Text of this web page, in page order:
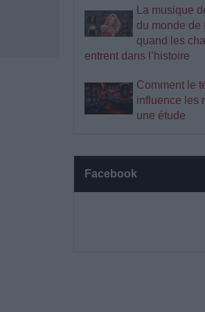
La musique
du monde de
quand les
entrent dans l’histoire
Comment le
influence les
une étude
Facebook